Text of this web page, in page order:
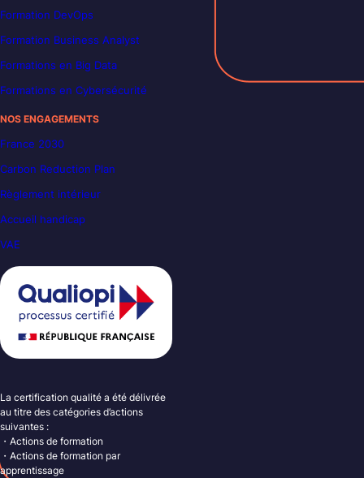
Formation DevOps
Formation Business Analyst
Formations en Big Data
Formations en Cybersécurité
NOS ENGAGEMENTS
France 2030
Carbon Reduction Plan
Règlement intérieur
Accueil handicap
VAE
La certification qualité a été délivrée
au titre des catégories d’actions
suivantes :
・Actions de formation
・Actions de formation par
apprentissage